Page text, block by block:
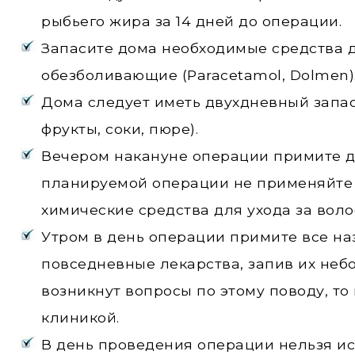
рыбьего жира за 14 дней до операции.
Запасите дома необходимые средства
обезболивающие (Paracetamol,
Дома следует иметь двухдневный
фрукты, соки, пюре).
Вечером накануне операции примите
планируемой операции не применяйте
химические средства для ухода за
Утром в день операции примите все
повседневные лекарства, запив их
возникнут вопросы по этому поводу,
клиникой.
В день проведения операции нельзя